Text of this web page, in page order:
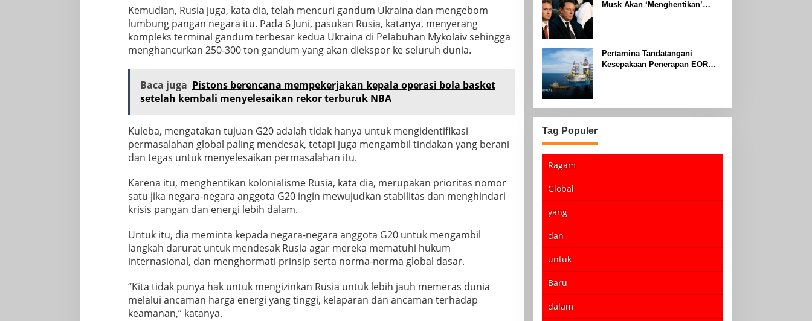
Kemudian, Rusia juga, kata dia, telah mencuri gandum Ukraina dan mengebom
lumbung pangan negara itu. Pada 6 Juni, pasukan Rusia, katanya, menyerang
kompleks terminal gandum terbesar kedua Ukraina di Pelabuhan Mykolaiv sehingga
menghancurkan 250-300 ton gandum yang akan diekspor ke seluruh dunia.
Baca juga Pistons berencana mempekerjakan kepala operasi bola basket
setelah kembali menyelesaikan rekor terburuk NBA
Kuleba, mengatakan tujuan G20 adalah tidak hanya untuk mengidentifikasi
permasalahan global paling mendesak, tetapi juga mengambil tindakan yang berani
dan tegas untuk menyelesaikan permasalahan itu.
Karena itu, menghentikan kolonialisme Rusia, kata dia, merupakan prioritas nomor
satu jika negara-negara anggota G20 ingin mewujudkan stabilitas dan menghindari
krisis pangan dan energi lebih dalam.
Untuk itu, dia meminta kepada negara-negara anggota G20 untuk mengambil
langkah darurat untuk mendesak Rusia agar mereka mematuhi hukum
internasional, dan menghormati prinsip serta norma-norma global dasar.
“Kita tidak punya hak untuk mengizinkan Rusia untuk lebih jauh memeras dunia
melalui ancaman harga energi yang tinggi, kelaparan dan ancaman terhadap
keamanan,” katanya.
Musk Akan ‘Menghentikan’
Pertamina Tandatangani
Kesepakaan Penerapan EOR
Tag Populer
Ragam
Global
yang
dan
untuk
Baru
dalam